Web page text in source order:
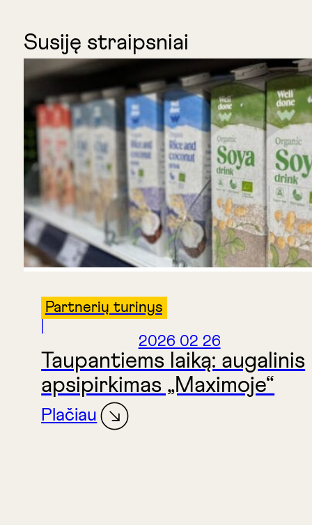
Susiję straipsniai
Partnerių turinys
2026 02 26
Taupantiems laiką: augalinis
apsipirkimas „Maximoje“
Plačiau